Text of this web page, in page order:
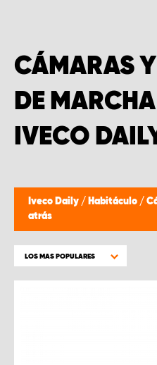
CÁMARAS
DE
IVECO
Iveco Daily / Habitáculo /
atrás
LOS MAS POPULARES